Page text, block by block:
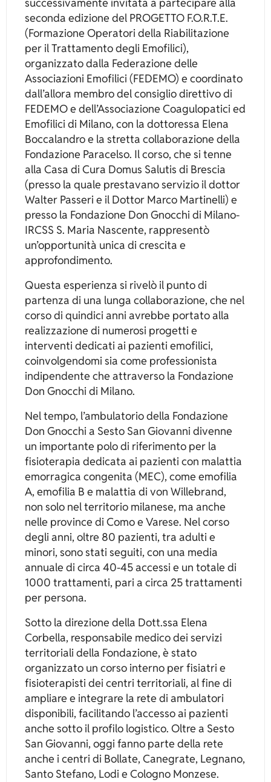
seconda edizione del PROGETTO F.O.R.T.E.
(Formazione Operatori della Riabilitazione
per il Trattamento degli Emofilici),
organizzato dalla Federazione delle
Associazioni Emofilici (FEDEMO) e coordinato
dall’allora membro del consiglio direttivo di
FEDEMO e dell’Associazione Coagulopatici ed
Emofilici di Milano, con la dottoressa Elena
Boccalandro e la stretta collaborazione della
Fondazione Paracelso. Il corso, che si tenne
alla Casa di Cura Domus Salutis di Brescia
(presso la quale prestavano servizio il dottor
Walter Passeri e il Dottor Marco Martinelli) e
presso la Fondazione Don Gnocchi di Milano-
IRCSS S. Maria Nascente, rappresentò
un’opportunità unica di crescita e
approfondimento.
Questa esperienza si rivelò il punto di
partenza di una lunga collaborazione, che nel
corso di quindici anni avrebbe portato alla
realizzazione di numerosi progetti e
interventi dedicati ai pazienti emofilici,
coinvolgendomi sia come professionista
indipendente che attraverso la Fondazione
Don Gnocchi di Milano.
Nel tempo, l’ambulatorio della Fondazione
Don Gnocchi a Sesto San Giovanni divenne
un importante polo di riferimento per la
fisioterapia dedicata ai pazienti con malattia
emorragica congenita (MEC), come emofilia
A, emofilia B e malattia di von Willebrand,
non solo nel territorio milanese, ma anche
nelle province di Como e Varese. Nel corso
degli anni, oltre 80 pazienti, tra adulti e
minori, sono stati seguiti, con una media
annuale di circa 40-45 accessi e un totale di
1000 trattamenti, pari a circa 25 trattamenti
per persona.
Sotto la direzione della Dott.ssa Elena
Corbella, responsabile medico dei servizi
territoriali della Fondazione, è stato
organizzato un corso interno per fisiatri e
fisioterapisti dei centri territoriali, al fine di
ampliare e integrare la rete di ambulatori
disponibili, facilitando l’accesso ai pazienti
anche sotto il profilo logistico. Oltre a Sesto
San Giovanni, oggi fanno parte della rete
anche i centri di Bollate, Canegrate, Legnano,
Santo Stefano, Lodi e Cologno Monzese.